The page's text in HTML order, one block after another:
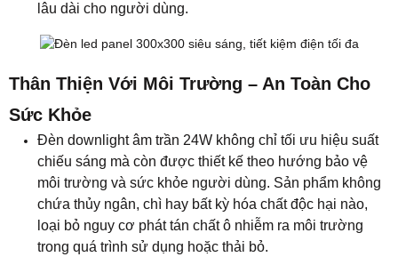
lâu dài cho người dùng.
Thân Thiện Với Môi Trường – An Toàn Cho
Sức Khỏe
Đèn downlight âm trần 24W không chỉ tối ưu hiệu suất
chiếu sáng mà còn được thiết kế theo hướng bảo vệ
môi trường và sức khỏe người dùng. Sản phẩm không
chứa thủy ngân, chì hay bất kỳ hóa chất độc hại nào,
loại bỏ nguy cơ phát tán chất ô nhiễm ra môi trường
trong quá trình sử dụng hoặc thải bỏ.